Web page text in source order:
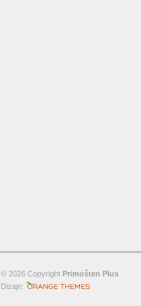
© 2026 Copyright Primošten Plus
Dizajn: